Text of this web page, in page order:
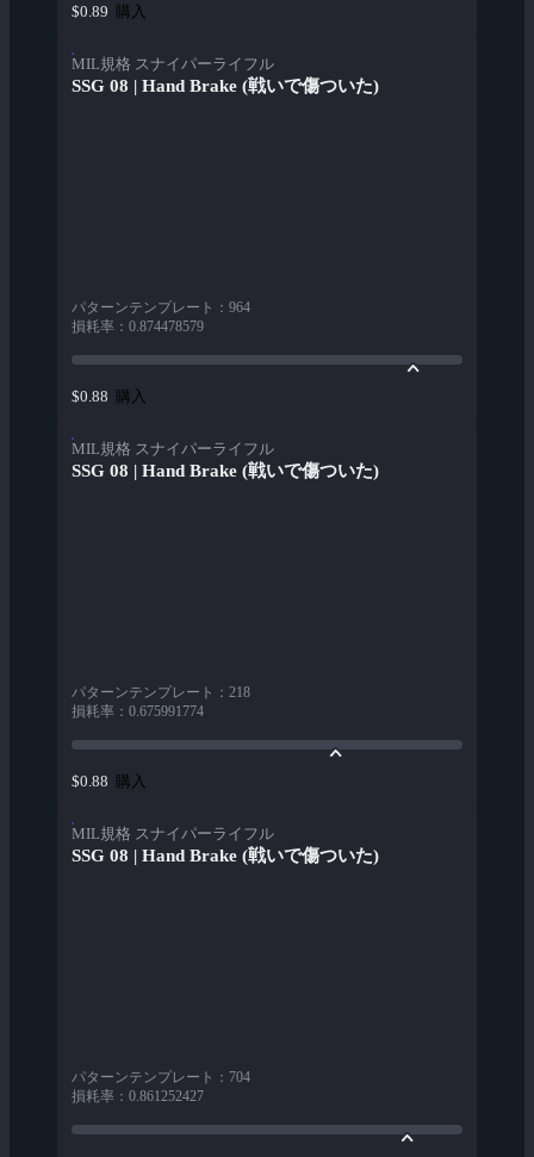
$0.89 購入
MIL規格 スナイパーライフル
SSG 08 | Hand Brake (戦いで傷ついた)
パターンテンプレート ： 964
損耗率 ： 0.874478579
$0.88 購入
MIL規格 スナイパーライフル
SSG 08 | Hand Brake (戦いで傷ついた)
パターンテンプレート ： 218
損耗率 ： 0.675991774
$0.88 購入
MIL規格 スナイパーライフル
SSG 08 | Hand Brake (戦いで傷ついた)
パターンテンプレート ： 704
損耗率 ： 0.861252427